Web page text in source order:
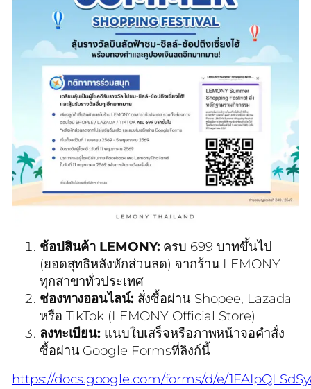
ช้อปสินค้า LEMONY:ครบ 699 บาทขึ้นไป
(ยอดสุทธิหลังหักส่วนลด) จากร้าน LEMONY
ทุกสาขาทั่วประเทศ
ช่องทางออนไลน์:สั่งซื้อผ่าน Shopee, Lazada
หรือ TikTok (LEMONY Official Store)
ลงทะเบียน: แนบใบเสร็จหรือภาพหน้าจอคำสั่ง
ซื้อผ่าน Google Formsที่ลิงก์นี้
https://docs.google.com/forms/d/e/